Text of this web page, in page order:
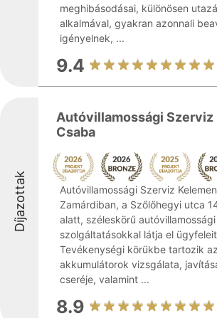
meghibásodásai, különösen
alkalmával, gyakran azonnali
igényelnek, ...
9.4
Díjazottak
Autóvillamossági Szerviz
Csaba
Autóvillamossági Szerviz
Zamárdiban, a Szőlőhegyi utca
alatt, széleskörű autóvillamossági
szolgáltatásokkal látja el
Tevékenységi körükbe tartozik az
akkumulátorok vizsgálata,
cseréje, valamint ...
8.9